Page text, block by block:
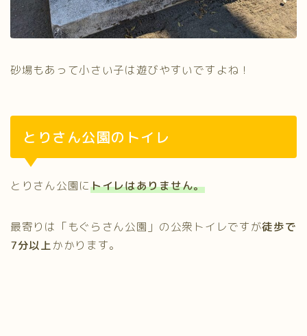
砂場もあって小さい子は遊びやすいですよね！
とりさん公園のトイレ
とりさん公園にトイレはありません。
最寄りは「もぐらさん公園」の公衆トイレですが徒歩で
7分以上かかります。